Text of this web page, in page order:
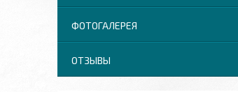
ФОТОГАЛЕРЕЯ
ОТЗЫВЫ